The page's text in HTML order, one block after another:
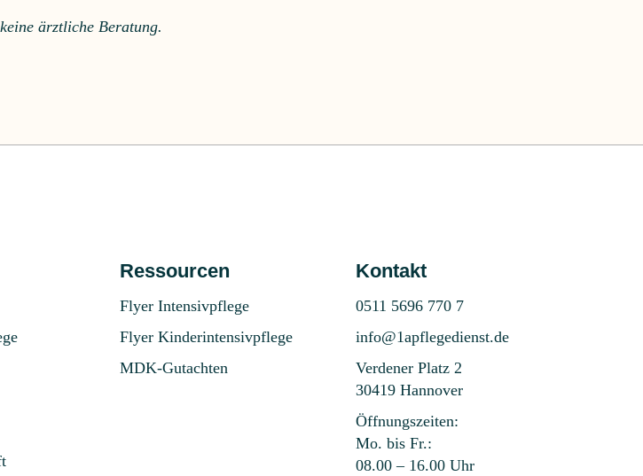
ärztliche Beratung.
Ressourcen
Flyer Intensivpflege
Flyer Kinderintensivpflege
MDK-Gutachten
Kontakt
0511 5696 770 7
info@1apflegedienst.de
Verdener Platz 2
30419 Hannover
Öffnungszeiten:
Mo. bis Fr.:
08.00 – 16.00 Uhr